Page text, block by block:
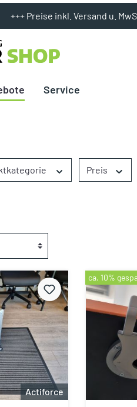
+++ Preise inkl. Versand u.
Service
Preis
Actiforce
ca. 10%